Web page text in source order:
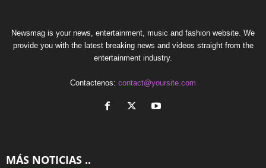
Newsmag is your news, entertainment, music and fashion website. We
provide you with the latest breaking news and videos straight from the
entertainment industry.
Contactenos: contact@yoursite.com
MÁS NOTICIAS ..